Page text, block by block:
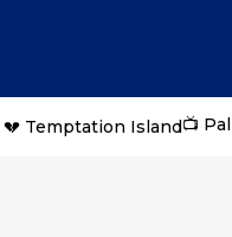
💔 Temptation Island📺